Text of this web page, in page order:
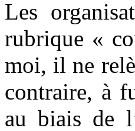
Les
rubrique «
moi, il ne
contraire, à
au biais de